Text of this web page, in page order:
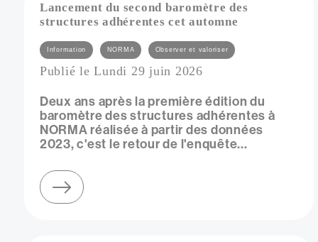
Lancement du second baromètre des
structures adhérentes cet automne
Catégories
Information NORMA Observer et valoriser
Publié le Lundi 29 juin 2026
Deux ans après la première édition du
baromètre des structures adhérentes à
NORMA réalisée à partir des données
2023, c'est le retour de l'enquête...